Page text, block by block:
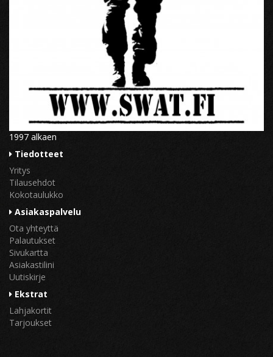
1997 alkaen
Tiedotteet
Yritys
Tilausehdot
Kokotaulukko
Asiakaspalvelu
Ota yhteyttä
Palautukset
Sivukartta
Asiakastilini
Uutiskirje
Ekstrat
Lahjakortit
Tarjoukset